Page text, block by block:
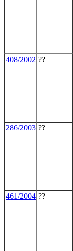
408/2002 ??
286/2003 ??
461/2004 ??